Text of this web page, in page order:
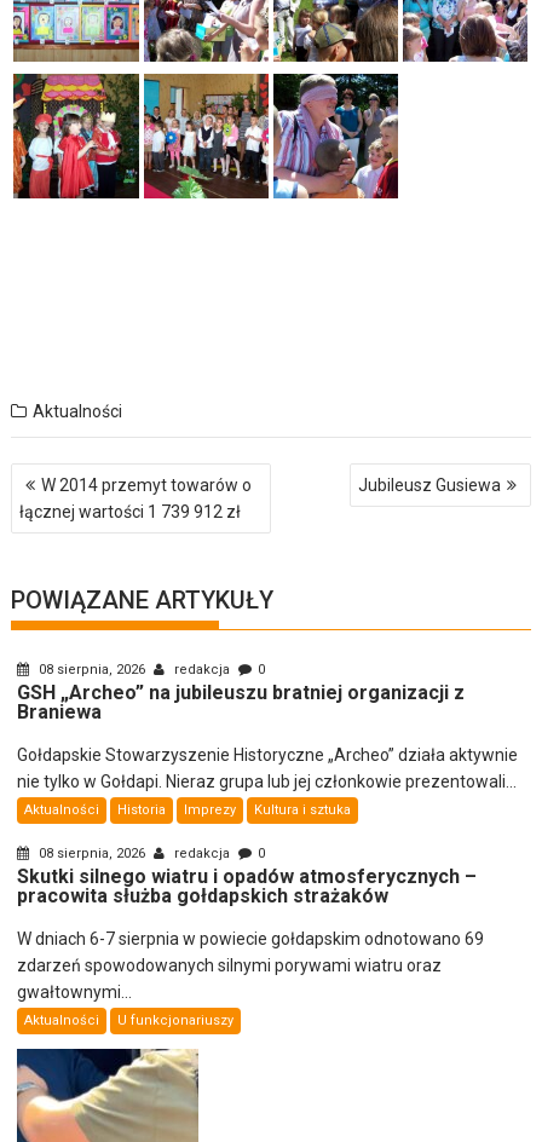
Aktualności
Nawigacja
wpisu
W 2014 przemyt towarów o
łącznej wartości 1 739 912 zł
Jubileusz Gusiewa
POWIĄZANE ARTYKUŁY
08 sierpnia, 2026 redakcja 0
GSH „Archeo” na jubileuszu bratniej organizacji z
Braniewa
Gołdapskie Stowarzyszenie Historyczne „Archeo” działa aktywnie
nie tylko w Gołdapi. Nieraz grupa lub jej członkowie prezentowali...
Aktualności Historia Imprezy Kultura i sztuka
08 sierpnia, 2026 redakcja 0
Skutki silnego wiatru i opadów atmosferycznych –
pracowita służba gołdapskich strażaków
W dniach 6-7 sierpnia w powiecie gołdapskim odnotowano 69
zdarzeń spowodowanych silnymi porywami wiatru oraz
gwałtownymi...
Aktualności U funkcjonariuszy